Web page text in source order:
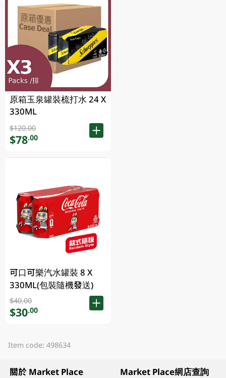
原箱玉泉罐裝梳打水 24 X
330ML
$120.00
$78.00
可口可樂汽水罐裝 8 X
330ML(包裝隨機發送)
$40.00
$30.00
Item code: 498634
關於 Market Place Market Place網店查詢